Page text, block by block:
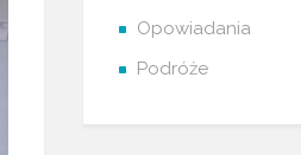
Opowiadania
Podróże